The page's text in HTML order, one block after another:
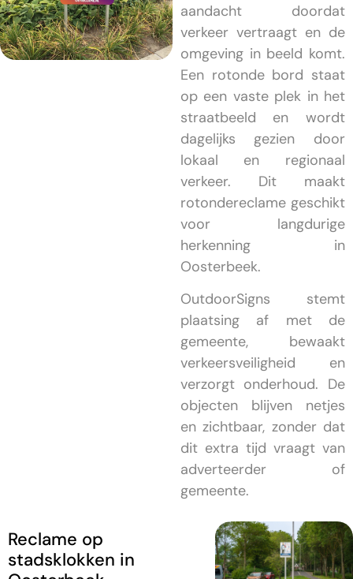
aandacht doordat
verkeer vertraagt en de
omgeving in beeld komt.
Een rotonde bord staat
op een vaste plek in het
straatbeeld en wordt
dagelijks gezien door
lokaal en regionaal
verkeer. Dit maakt
rotondereclame geschikt
voor langdurige
herkenning in
Oosterbeek.
OutdoorSigns stemt
plaatsing af met de
gemeente, bewaakt
verkeersveiligheid en
verzorgt onderhoud. De
objecten blijven netjes
en zichtbaar, zonder dat
dit extra tijd vraagt van
adverteerder of
gemeente.
Reclame op
stadsklokken in